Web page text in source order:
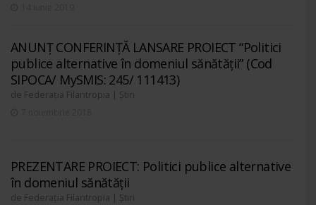
ANUNȚ CONFERINȚĂ LANSARE PROIECT “Politici
publice alternative în domeniul sănătății” (Cod
SIPOCA/ MySMIS: 245/ 111413)
de Federația Filantropia | Știri
PREZENTARE PROIECT: Politici publice alternative
în domeniul sănătății
de Federația Filantropia | Știri